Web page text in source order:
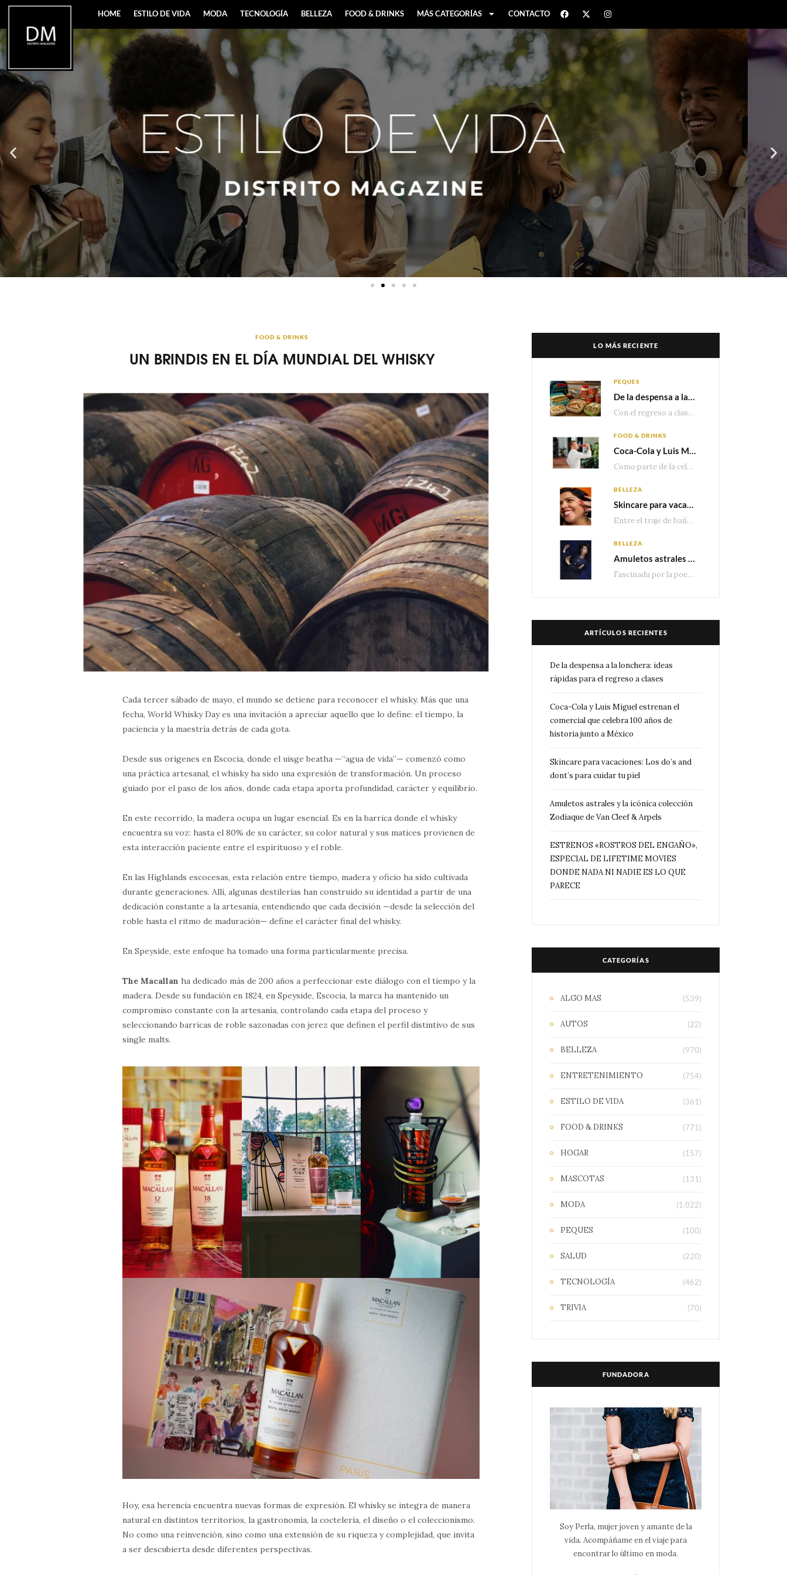
HOME ESTILO DE VIDA MODA TECNOLOGÍA BELLEZA FOOD & DRINKS MÁS CATEGORÍAS CONTACTO
FOOD & DRINKS
UN BRINDIS EN EL DÍA MUNDIAL DEL WHISKY
Cada tercer sábado de mayo, el mundo se detiene para reconocer el whisky. Más que una
fecha, World Whisky Day es una invitación a apreciar aquello que lo define: el tiempo, la
paciencia y la maestría detrás de cada gota.
Desde sus orígenes en Escocia, donde el uisge beatha —“agua de vida”— comenzó como
una práctica artesanal, el whisky ha sido una expresión de transformación. Un proceso
guiado por el paso de los años, donde cada etapa aporta profundidad, carácter y equilibrio.
En este recorrido, la madera ocupa un lugar esencial. Es en la barrica donde el whisky
encuentra su voz: hasta el 80% de su carácter, su color natural y sus matices provienen de
esta interacción paciente entre el espirituoso y el roble.
En las Highlands escocesas, esta relación entre tiempo, madera y oficio ha sido cultivada
durante generaciones. Allí, algunas destilerías han construido su identidad a partir de una
dedicación constante a la artesanía, entendiendo que cada decisión —desde la selección del
roble hasta el ritmo de maduración— define el carácter final del whisky.
En Speyside, este enfoque ha tomado una forma particularmente precisa.
The Macallanha dedicado más de 200 años a perfeccionar este diálogo con el tiempo y la
madera. Desde su fundación en 1824, en Speyside, Escocia, la marca ha mantenido un
compromiso constante con la artesanía, controlando cada etapa del proceso y
seleccionando barricas de roble sazonadas con jerez que definen el perfil distintivo de sus
single malts. ​
Hoy, esa herencia encuentra nuevas formas de expresión. El whisky se integra de manera
natural en distintos territorios, la gastronomía, la coctelería, el diseño o el coleccionismo.
No como una reinvención, sino como una extensión de su riqueza y complejidad, que invita
a ser descubierta desde diferentes perspectivas.
LO MÁS RECIENTE
PEQUES
De la despensa a la lonchera: ideas rápidas para el regreso a clases
Con el regreso a clases cada vez más cerca, las familias comienzan a reorganizar horarios,…
FOOD & DRINKS
Coca-Cola y Luis Miguel estrenan el comercial que celebra 100 años de historia junto a México
Como parte de la celebración por sus primeros 100 años enMéxico, Coca-Cola presenta hoy el…
BELLEZA
Skincare para vacaciones: Los do’s and dont’s para cuidar tu piel
Entre el traje de baño, las sandalias, los lentes de sol y los looks que…
BELLEZA
Amuletos astrales y la icónica colección Zodiaque de Van Cleef & Arpels
Fascinada por la poesía de las estrellas, la Maison Van Cleef & Arpels celebra la llegada de las…
ARTÍCULOS RECIENTES
De la despensa a la lonchera: ideas
rápidas para el regreso a clases
Coca-Cola y Luis Miguel estrenan el
comercial que celebra 100 años de
historia junto a México
Skincare para vacaciones: Los do’s and
dont’s para cuidar tu piel
Amuletos astrales y la icónica colección
Zodiaque de Van Cleef & Arpels
ESTRENOS «ROSTROS DEL ENGAÑO»,
ESPECIAL DE LIFETIME MOVIES
DONDE NADA NI NADIE ES LO QUE
PARECE
CATEGORÍAS
ALGO MAS (539)
AUTOS (22)
BELLEZA (970)
ENTRETENIMIENTO (754)
ESTILO DE VIDA (361)
FOOD & DRINKS (771)
HOGAR (157)
MASCOTAS (131)
MODA (1.022)
PEQUES (100)
SALUD (220)
TECNOLOGÍA (462)
TRIVIA (70)
FUNDADORA
Soy Perla, mujer joven y amante de la
vida. Acompáñame en el viaje para
encontrar lo último en moda.